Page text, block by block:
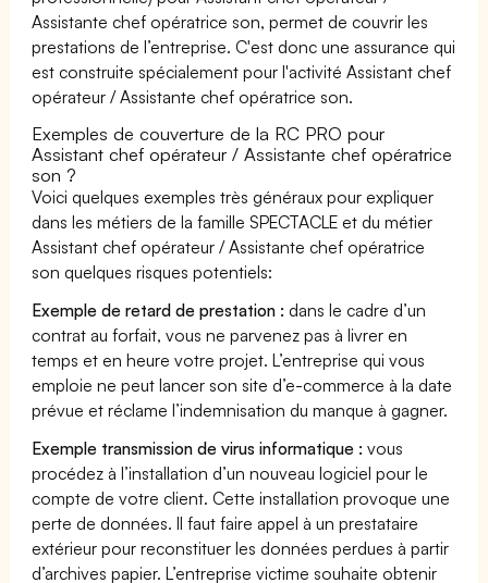
Assistante chef opératrice son, permet de couvrir les
prestations de l’entreprise. C'est donc une assurance qui
est construite spécialement pour l'activité Assistant chef
opérateur / Assistante chef opératrice son.
Exemples de couverture de la RC PRO pour
Assistant chef opérateur / Assistante chef opératrice
son ?
Voici quelques exemples très généraux pour expliquer
dans les métiers de la famille SPECTACLE et du métier
Assistant chef opérateur / Assistante chef opératrice
son quelques risques potentiels:
Exemple de retard de prestation : dans le cadre d’un
contrat au forfait, vous ne parvenez pas à livrer en
temps et en heure votre projet. L’entreprise qui vous
emploie ne peut lancer son site d’e-commerce à la date
prévue et réclame l’indemnisation du manque à gagner.
Exemple transmission de virus informatique : vous
procédez à l’installation d’un nouveau logiciel pour le
compte de votre client. Cette installation provoque une
perte de données. Il faut faire appel à un prestataire
extérieur pour reconstituer les données perdues à partir
d’archives papier. L’entreprise victime souhaite obtenir